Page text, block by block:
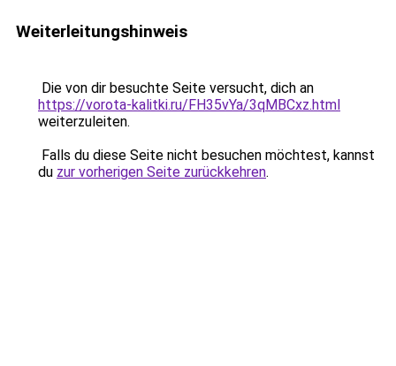
Weiterleitungshinweis
Die von dir besuchte Seite versucht, dich an
https://vorota-kalitki.ru/FH35vYa/3qMBCxz.html
weiterzuleiten.
Falls du diese Seite nicht besuchen möchtest, kannst
du zur vorherigen Seite zurückkehren.